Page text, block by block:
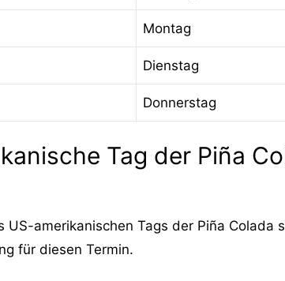
Montag
Dienstag
Donnerstag
Tag der Piña
US-amerikanischen Tags der Piña
für diesen Termin.